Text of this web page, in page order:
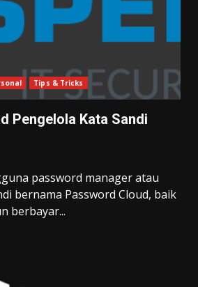
Tips & Tricks
Pengelola Kata Sandi
password manager atau
bernama Password Cloud, baik
berbayar...